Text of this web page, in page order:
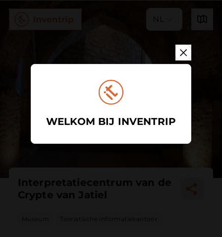
NL
Interpretatiecentrum van de
Crypte van Jatiel
Museum Toeristische informatiekantoor
WELKOM BIJ INVENTRIP